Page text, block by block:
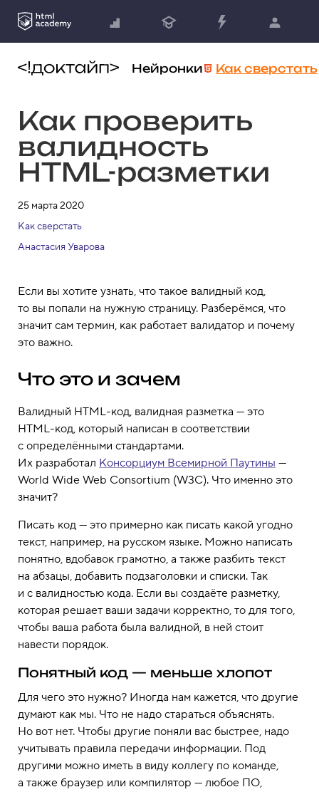
Нейронки Как сверстать
Как проверить
валидность
HTML-разметки
25 марта 2020
Как сверстать
Анастасия Уварова
Если вы хотите узнать, что такое валидный код,
то вы попали на нужную страницу. Разберёмся, что
значит сам термин, как работает валидатор и почему
это важно.
Что это и зачем
Валидный HTML-код, валидная разметка — это
HTML-код, который написан в соответствии
с определёнными стандартами.
Их разработал Консорциум Всемирной Паутины —
World Wide Web Consortium (W3C). Что именно это
значит?
Писать код — это примерно как писать какой угодно
текст, например, на русском языке. Можно написать
понятно, вдобавок грамотно, а также разбить текст
на абзацы, добавить подзаголовки и списки. Так
и с валидностью кода. Если вы создаёте разметку,
которая решает ваши задачи корректно, то для того,
чтобы ваша работа была валидной, в ней стоит
навести порядок.
Понятный код — меньше хлопот
Для чего это нужно? Иногда нам кажется, что другие
думают как мы. Что не надо стараться объяснять.
Но вот нет. Чтобы другие поняли вас быстрее, надо
учитывать правила передачи информации. Под
другими можно иметь в виду коллегу по команде,
а также браузер или компилятор — любое ПО,